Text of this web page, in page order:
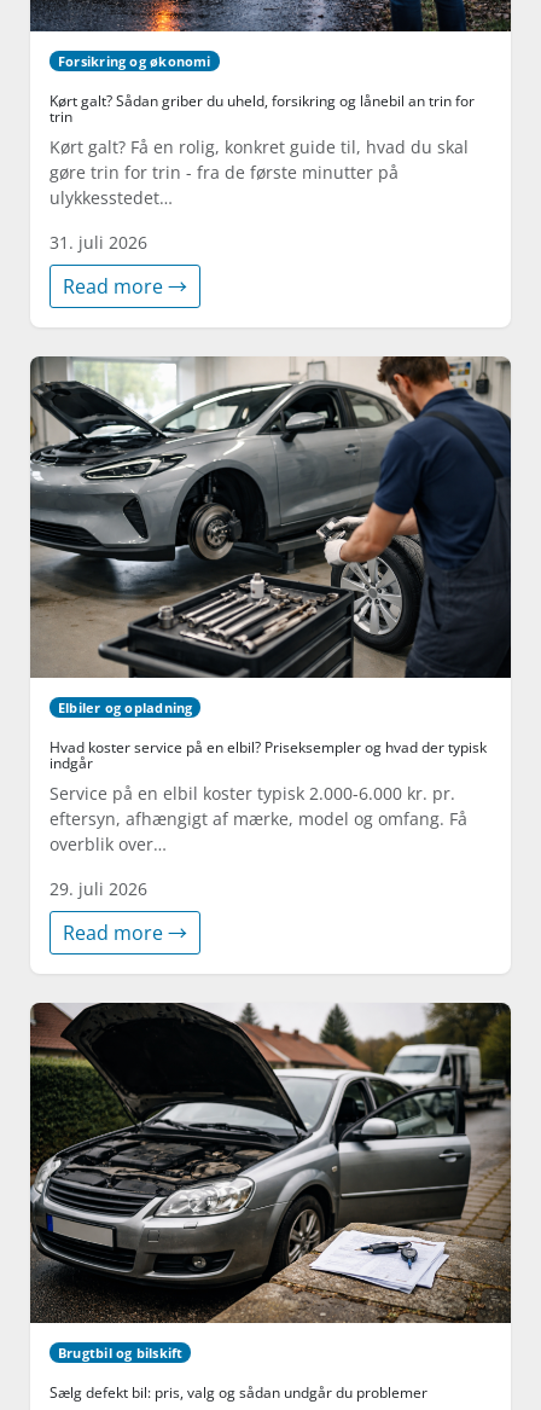
Forsikring og økonomi
Kørt galt? Sådan griber du uheld, forsikring og lånebil an trin for
trin
Kørt galt? Få en rolig, konkret guide til, hvad du skal
gøre trin for trin - fra de første minutter på
ulykkesstedet…
31. juli 2026
Read more →
Elbiler og opladning
Hvad koster service på en elbil? Priseksempler og hvad der typisk
indgår
Service på en elbil koster typisk 2.000-6.000 kr. pr.
eftersyn, afhængigt af mærke, model og omfang. Få
overblik over…
29. juli 2026
Read more →
Brugtbil og bilskift
Sælg defekt bil: pris, valg og sådan undgår du problemer